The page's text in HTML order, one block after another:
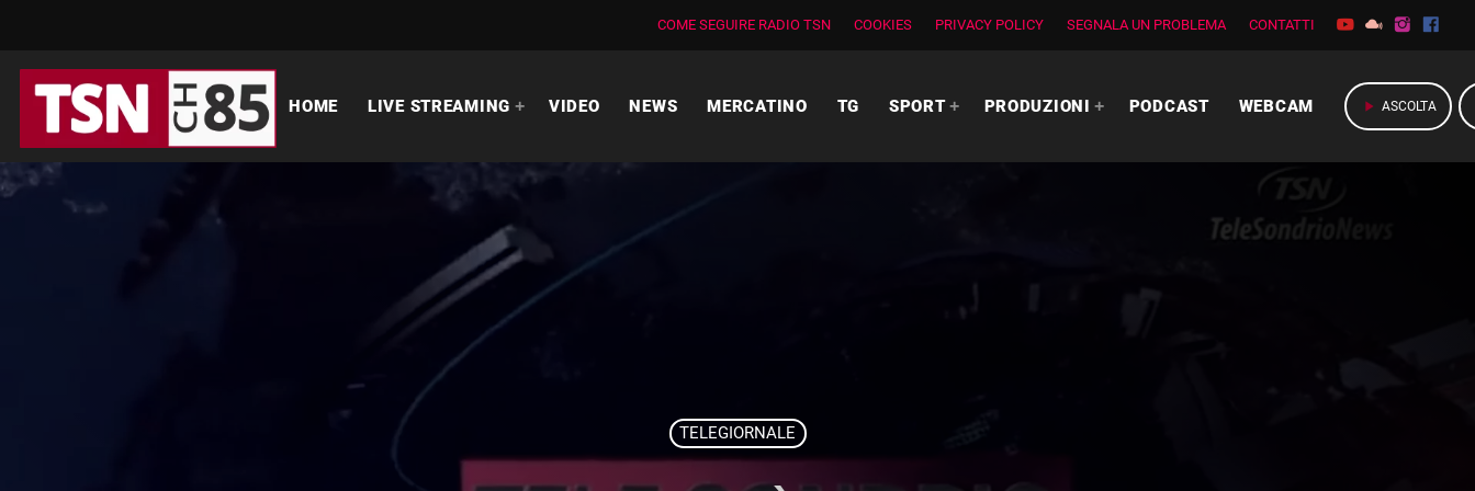
COME SEGUIRE RADIO TSN COOKIES PRIVACY POLICY SEGNALA UN PROBLEMA CONTATTI
HOME LIVE STREAMING VIDEO NEWS MERCATINO TG SPORT PRODUZIONI PODCAST WEBCAM play_arrow ASCOLTA
TELEGIORNALE